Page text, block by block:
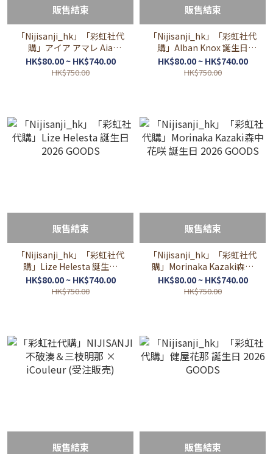
販售結束
「Nijisanji_hk」「彩虹社代
購」アイア アマレ Aia
Amare 誕生日 2026 GOODS
HK$80.00 ~ HK$740.00
HK$750.00
販售結束
「Nijisanji_hk」「彩虹社代
購」Alban Knox 誕生日
2026 GOODS
HK$80.00 ~ HK$740.00
HK$750.00
販售結束
「Nijisanji_hk」「彩虹社代
購」Lize Helesta 誕生日
2026 GOODS
HK$80.00 ~ HK$740.00
HK$750.00
販售結束
「Nijisanji_hk」「彩虹社代
購」Morinaka Kazaki森中
花咲 誕生日 2026 GOODS
HK$80.00 ~ HK$740.00
HK$750.00
販售結束 販售結束